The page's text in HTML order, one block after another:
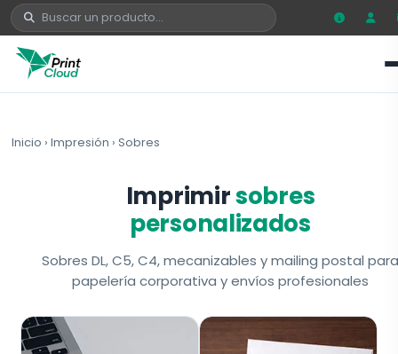
Inicio ›Impresión ›Sobres
Imprimirsobres
personalizados
Sobres DL, C5, C4, mecanizables y mailing postal para
papelería corporativa y envíos profesionales